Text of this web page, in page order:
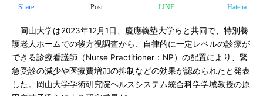
Share Post LINE Hatena
岡山大学は2023年12月1日、慶應義塾大学らと共同で、特別養
護老人ホームでの後方視調査から、自律的に一定レベルの診療が
できる診療看護師（Nurse Practitioner：NP）の配置により、緊
急受診の減少や医療費増加の抑制などの効果が認められたと発表
した。岡山大学学術研究院ヘルスシステム統合科学学域教授の原